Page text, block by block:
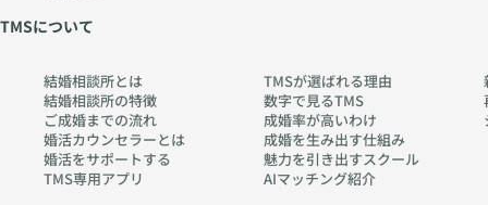
TMSについて
結婚相談所とは
結婚相談所の特徴
ご成婚までの流れ
婚活カウンセラーとは
婚活をサポートする
TMS専用アプリ
TMSが選ばれる理由
数字で見るTMS
成婚率が高いわけ
成婚を生み出す仕組み
魅力を引き出すスクール
AIマッチング紹介